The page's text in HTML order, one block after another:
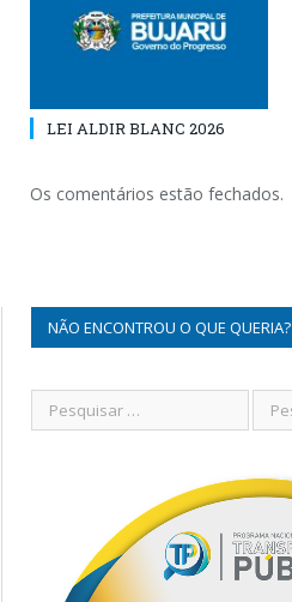
LEI ALDIR BLANC 2026
Os comentários estão fechados.
NÃO ENCONTROU O QUE QUERIA?